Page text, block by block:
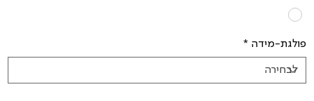
פולגת-מידה *